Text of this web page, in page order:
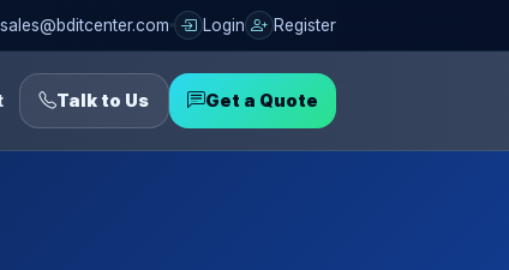
sales@bditcenter.com Login Register
Talk to Us Get a Quote